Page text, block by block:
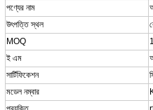
পণ্যের নাম
উৎপত্তি স্থল
MOQ
ই এম
সার্টিফিকেশন
মডেল নম্বার